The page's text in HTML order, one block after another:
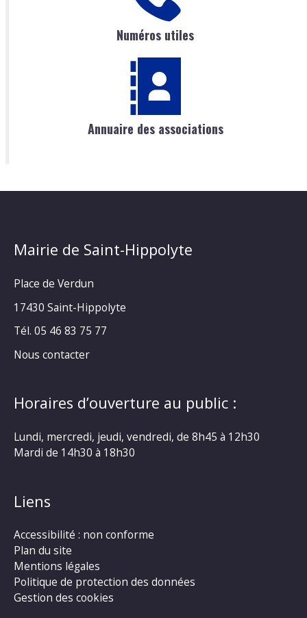
Numéros utiles
Annuaire des associations
Mairie de Saint-Hippolyte
Place de Verdun
17430 Saint-Hippolyte
Tél. 05 46 83 75 77
Nous contacter
Horaires d’ouverture au public :
Lundi, mercredi, jeudi, vendredi, de 8h45 à 12h30
Mardi de 14h30 à 18h30
Liens
Accessibilité : non conforme
Plan du site
Mentions légales
Politique de protection des données
Gestion des cookies